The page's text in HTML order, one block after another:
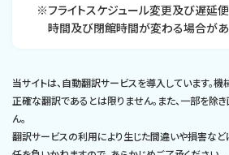
※フライトスケジュール変更及び遅延
時間及び閉館時間が変わる場合があ
当サイトは、自動翻訳サービスを導入しています。
正確な翻訳であるとは限りません。また、一部を除
ん。
翻訳サービスの利用により生じた間違いや損害など